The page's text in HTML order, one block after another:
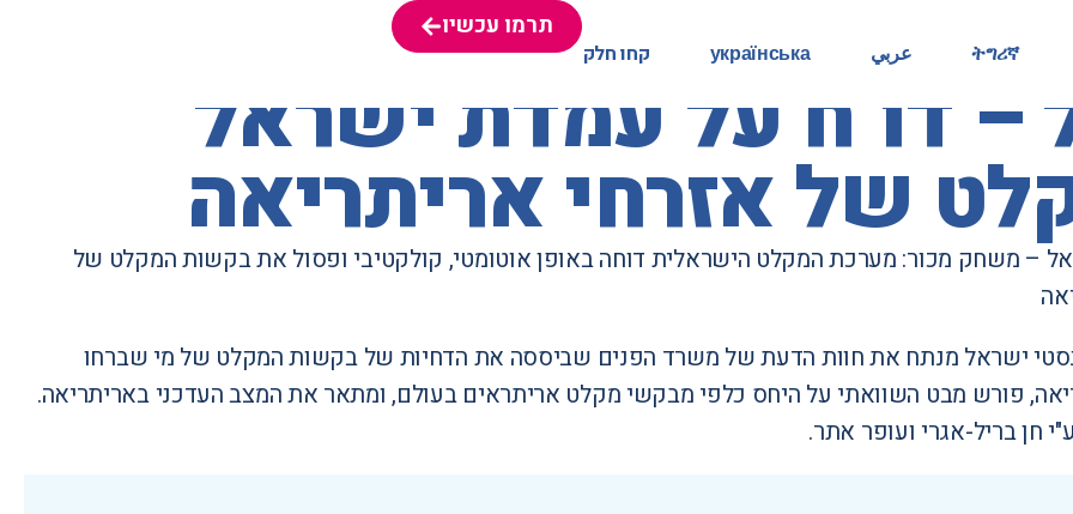
ትግሪኛ عربي українська קחו חלק
תרמו עכשיו
ትግሪኛ عربي українська קחו חלק
תרמו עכשיו
– דו"ח על עמדת ישראל
של אזרחי אריתריאה
– משחק מכור: מערכת המקלט הישראלית דוחה באופן אוטומטי, קולקטיבי ופסול את בקשות המקלט של
ישראל מנתח את חוות הדעת של משרד הפנים שביססה את הדחיות של בקשות המקלט של מי שברחו
פורש מבט השוואתי על היחס כלפי מבקשי מקלט אריתראים בעולם, ומתאר את המצב העדכני באריתריאה.
חן בריל-אגרי ועופר אתר.